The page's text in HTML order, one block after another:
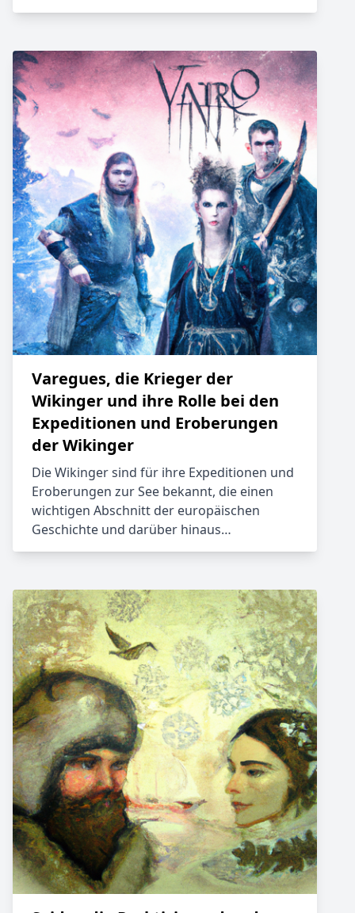
Varegues, die Krieger der
Wikinger und ihre Rolle bei den
Expeditionen und Eroberungen
der Wikinger
Die Wikinger sind für ihre Expeditionen und
Eroberungen zur See bekannt, die einen
wichtigen Abschnitt der europäischen
Geschichte und darüber hinaus…